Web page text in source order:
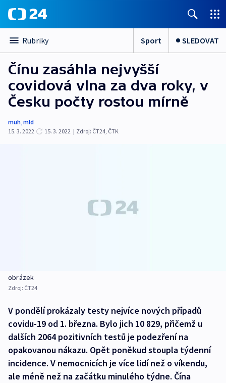
Rubriky Sport SLEDOVAT
Čínu zasáhla nejvyšší
covidová vlna za dva roky, v
Česku počty rostou mírně
muh,mld
15. 3. 2022
15. 3. 2022 | Zdroj: ČT24, ČTK
obrázek
Zdroj: ČT24
V pondělí prokázaly testy nejvíce nových případů
covidu-19 od 1. března. Bylo jich 10 829, přičemž u
dalších 2064 pozitivních testů je podezření na
opakovanou nákazu. Opět poněkud stoupla týdenní
incidence. V nemocnicích je více lidí než o víkendu,
ale méně než na začátku minulého týdne. Čína